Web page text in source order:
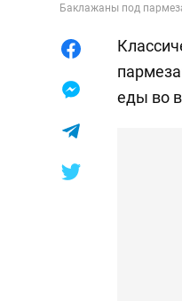
Баклажаны под
еды во